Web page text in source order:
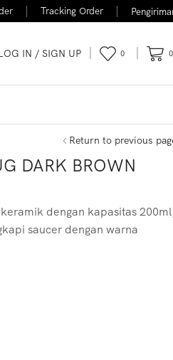
Tracking Order
IN / SIGN UP 0 0
Return to previous
DARK BROWN
dengan kapasitas
saucer dengan warna